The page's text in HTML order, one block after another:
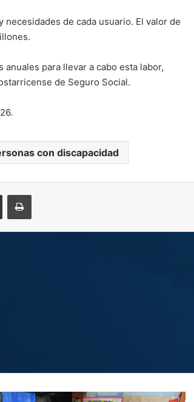
necesidades de cada usuario. El valor de
para llevar a cabo esta labor,
de Seguro Social.
con discapacidad
Compartir por correo electrónicoImprimir